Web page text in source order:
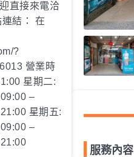
直接來電洽
結： 在
?
營業時
星期二:
–
星期五:
–
服務內容